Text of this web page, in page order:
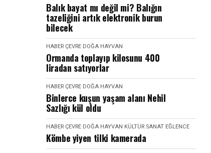
Balık bayat mı değil mi? Balığın
tazeliğini artık elektronik burun
bilecek
HABER ÇEVRE DOĞA HAYVAN
Ormanda toplayıp kilosunu 400
liradan satıyorlar
HABER ÇEVRE DOĞA HAYVAN
Binlerce kuşun yaşam alanı Nehil
Sazlığı kül oldu
HABER ÇEVRE DOĞA HAYVAN KÜLTÜR SANAT EĞLENCE
Kömbe yiyen tilki kamerada